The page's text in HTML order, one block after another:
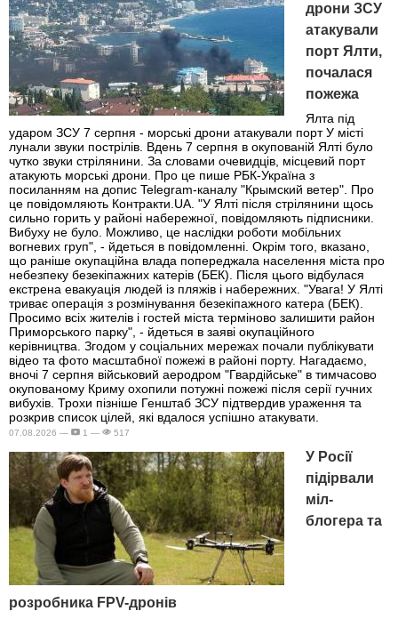
дрони ЗСУ
атакували
порт Ялти,
почалася
пожежа
Ялта під
ударом ЗСУ 7 серпня - морські дрони атакували порт У місті
лунали звуки пострілів. Вдень 7 серпня в окупованій Ялті було
чутко звуки стрілянини. За словами очевидців, місцевий порт
атакують морські дрони. Про це пише РБК-Україна з
посиланням на допис Telegram-каналу "Крымский ветер". Про
це повідомляють Контракти.UA. "У Ялті після стрілянини щось
сильно горить у районі набережної, повідомляють підписники.
Вибуху не було. Можливо, це наслідки роботи мобільних
вогневих груп", - йдеться в повідомленні. Окрім того, вказано,
що раніше окупаційна влада попереджала населення міста про
небезпеку безекіпажних катерів (БЕК). Після цього відбулася
екстрена евакуація людей із пляжів і набережних. "Увага! У Ялті
триває операція з розмінування безекіпажного катера (БЕК).
Просимо всіх жителів і гостей міста терміново залишити район
Приморського парку", - йдеться в заяві окупаційного
керівництва. Згодом у соціальних мережах почали публікувати
відео та фото масштабної пожежі в районі порту. Нагадаємо,
вночі 7 серпня військовий аеродром "Гвардійське" в тимчасово
окупованому Криму охопили потужні пожежі після серії гучних
вибухів. Трохи пізніше Генштаб ЗСУ підтвердив ураження та
розкрив список цілей, які вдалося успішно атакувати.
07.08.2026 — 1 — 517
У Росії
підірвали
міл-
блогера та
розробника FPV-дронів